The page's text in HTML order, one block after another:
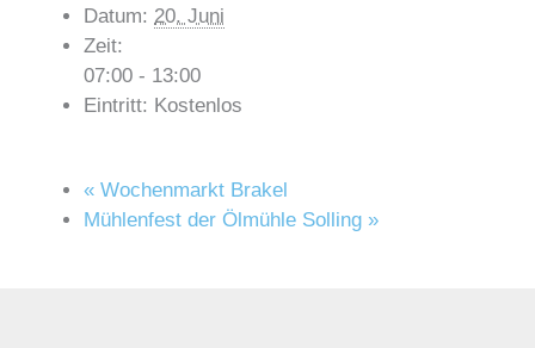
Datum: 20. Juni
Zeit:
07:00 - 13:00
Eintritt: Kostenlos
« Wochenmarkt Brakel
Mühlenfest der Ölmühle Solling »